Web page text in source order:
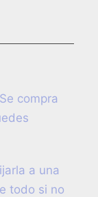
compra
a una
todo si no